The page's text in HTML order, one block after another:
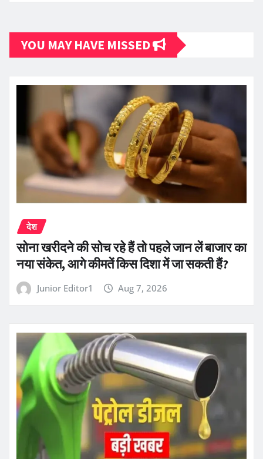
YOU MAY HAVE MISSED
देश
सोना खरीदने की सोच रहे हैं तो पहले जान लें बाजार का
नया संकेत, आगे कीमतें किस दिशा में जा सकती हैं?
Junior Editor1 Aug 7, 2026